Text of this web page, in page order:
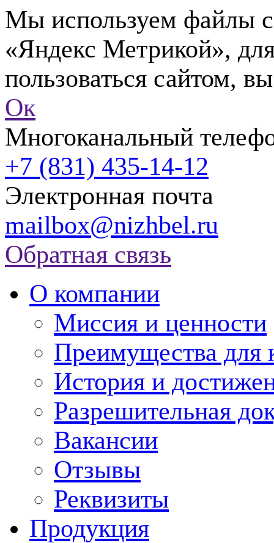
Мы используем файлы
«Яндекс Метрикой»,
пользоваться сайтом,
Ок
Многоканальный
+7 (831) 435-14-12
Электронная почта
mailbox@nizhbel.ru
Обратная связь
О компании
Миссия и ценности
Преимущества для
История и
Разрешительная
Вакансии
Отзывы
Реквизиты
Продукция